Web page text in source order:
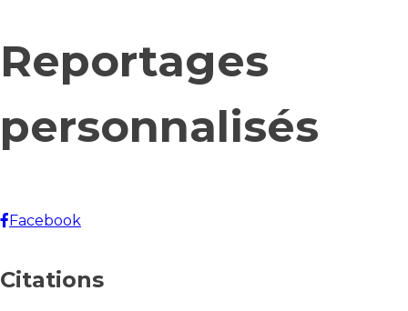
Reportages
personnalisés
Facebook
Citations